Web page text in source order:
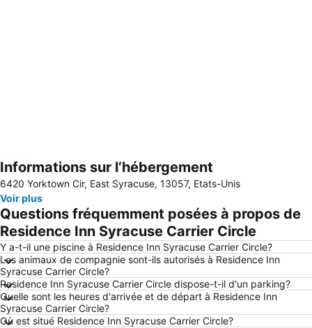
Agrandir la carte
Informations sur l’hébergement
6420 Yorktown Cir, East Syracuse, 13057, Etats-Unis
Voir plus
Questions fréquemment posées à propos de
Residence Inn Syracuse Carrier Circle
Y a-t-il une piscine à Residence Inn Syracuse Carrier Circle?
Les animaux de compagnie sont-ils autorisés à Residence Inn
Syracuse Carrier Circle?
Residence Inn Syracuse Carrier Circle dispose-t-il d'un parking?
Quelle sont les heures d'arrivée et de départ à Residence Inn
Syracuse Carrier Circle?
Où est situé Residence Inn Syracuse Carrier Circle?